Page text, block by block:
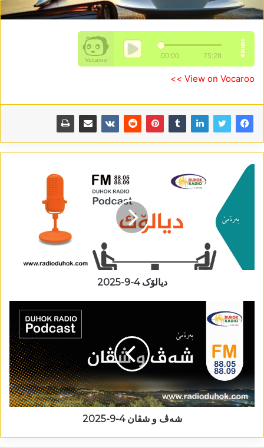
View on Vocaroo >>
دیالۆک 4-9-2025
شەڤ و شڤان 4-9-2025